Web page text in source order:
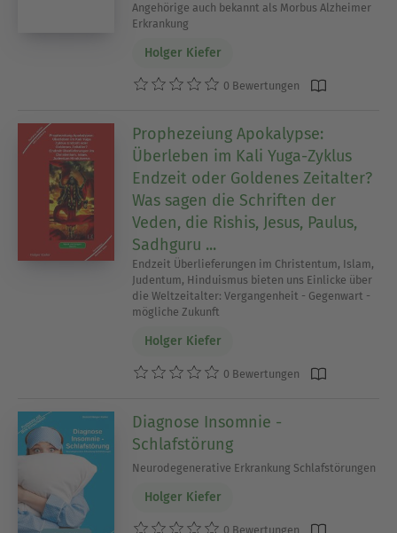
Angehörige auch bekannt als Morbus Alzheimer
Erkrankung
Holger Kiefer
0 Bewertungen
Prophezeiung Apokalypse:
Überleben im Kali Yuga-Zyklus
Endzeit oder Goldenes Zeitalter?
Was sagen die Schriften der
Veden, die Rishis, Jesus, Paulus,
Sadhguru ...
Endzeit Überlieferungen im Christentum, Islam,
Judentum, Hinduismus bieten uns Einlicke über
die Weltzeitalter: Vergangenheit - Gegenwart -
mögliche Zukunft
Holger Kiefer
0 Bewertungen
Diagnose Insomnie -
Schlafstörung
Neurodegenerative Erkrankung Schlafstörungen
Holger Kiefer
0 Bewertungen